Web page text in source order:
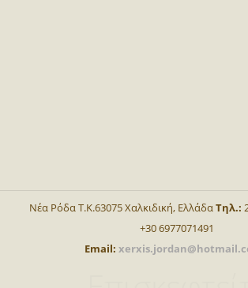
Νέα Ρόδα Τ.Κ.63075 Χαλκιδική, ΕλλάδαΤηλ.:
+30 6977071491
Email: